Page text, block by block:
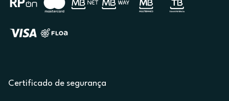
Certificado de segurança